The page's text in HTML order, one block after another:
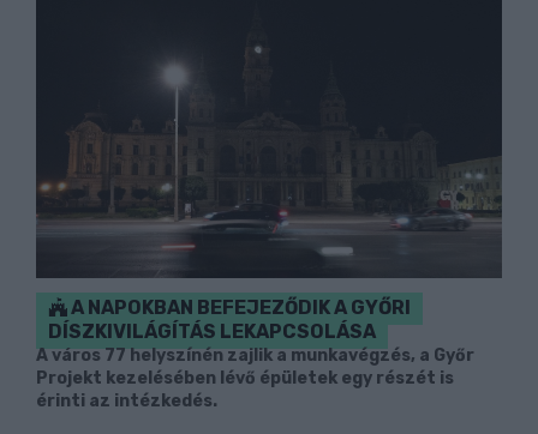
A NAPOKBAN BEFEJEZŐDIK A GYŐRI
DÍSZKIVILÁGÍTÁS LEKAPCSOLÁSA
A város 77 helyszínén zajlik a munkavégzés, a Győr
Projekt kezelésében lévő épületek egy részét is
érinti az intézkedés.